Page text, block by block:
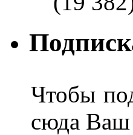
Чтобы
сюда Ваш